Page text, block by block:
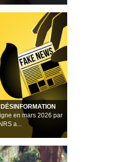
en mars 2026 par
a...